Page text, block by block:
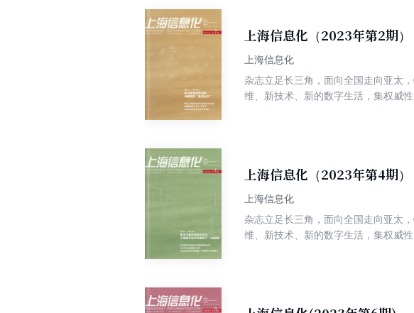
上海信息化（2023年第2期）
上海信息化
杂志立足长三角，面向全国走向亚太
维、新技术、新的数字生活，集权威
上海信息化（2023年第4期）
上海信息化
杂志立足长三角，面向全国走向亚太
维、新技术、新的数字生活，集权威